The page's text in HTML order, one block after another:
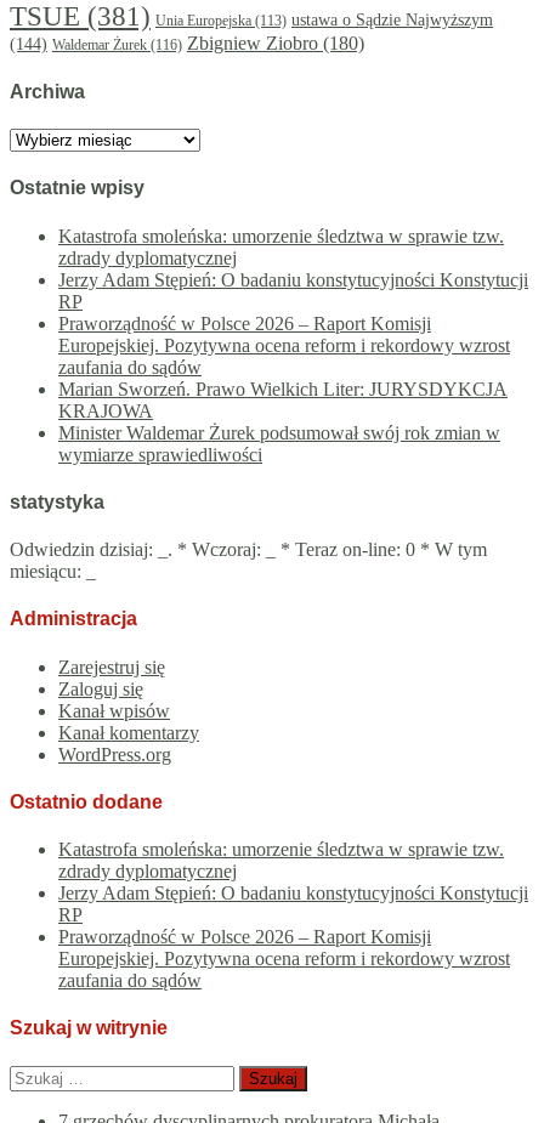
TSUE (381) Unia Europejska (113) ustawa o Sądzie Najwyższym
(144) Waldemar Żurek (116) Zbigniew Ziobro (180)
Archiwa
Archiwa
Ostatnie wpisy
Katastrofa smoleńska: umorzenie śledztwa w sprawie tzw.
zdrady dyplomatycznej
Jerzy Adam Stępień: O badaniu konstytucyjności Konstytucji
RP
Praworządność w Polsce 2026 – Raport Komisji
Europejskiej. Pozytywna ocena reform i rekordowy wzrost
zaufania do sądów
Marian Sworzeń. Prawo Wielkich Liter: JURYSDYKCJA
KRAJOWA
Minister Waldemar Żurek podsumował swój rok zmian w
wymiarze sprawiedliwości
statystyka
Odwiedzin dzisiaj: . * Wczoraj:
* Teraz on-line: 0 * W tym
miesiącu:
Administracja
Zarejestruj się
Zaloguj się
Kanał wpisów
Kanał komentarzy
WordPress.org
Ostatnio dodane
Katastrofa smoleńska: umorzenie śledztwa w sprawie tzw.
zdrady dyplomatycznej
Jerzy Adam Stępień: O badaniu konstytucyjności Konstytucji
RP
Praworządność w Polsce 2026 – Raport Komisji
Europejskiej. Pozytywna ocena reform i rekordowy wzrost
zaufania do sądów
Szukaj w witrynie
Szukaj: